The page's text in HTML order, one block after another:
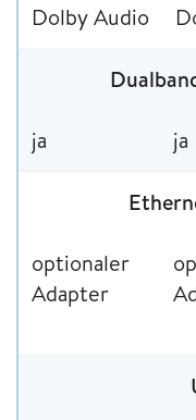
Dolby Audio
ja ja
optionaler
Adapter